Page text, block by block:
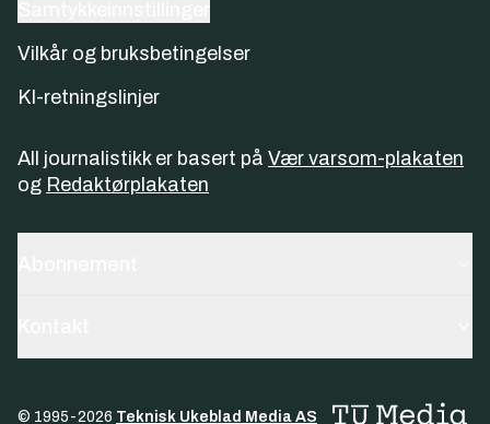
Vilkår og bruksbetingelser
KI-retningslinjer
All journalistikk er basert på Vær varsom-plakaten
og Redaktørplakaten
© 1995-2026 Teknisk Ukeblad Media AS